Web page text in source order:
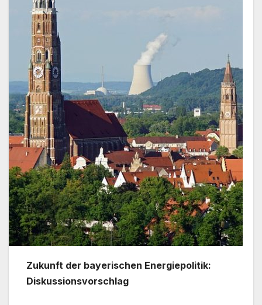
Zukunft der bayerischen Energiepolitik:
Diskussionsvorschlag